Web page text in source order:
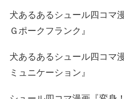
犬あるあるシュール四コマ
Ｇポークフランク』
犬あるあるシュール四コマ
ミュニケーション』